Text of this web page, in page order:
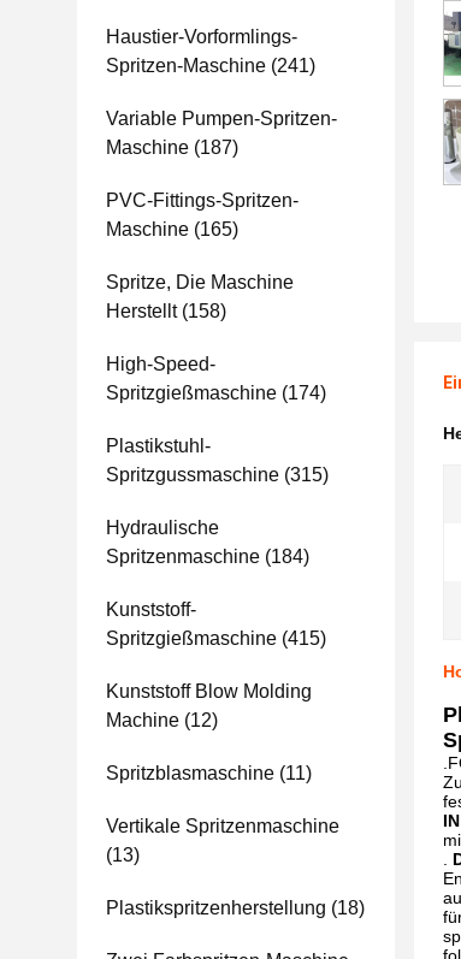
Haustier-Vorformlings-
Spritzen-Maschine (241)
Variable Pumpen-Spritzen-
Maschine (187)
PVC-Fittings-Spritzen-
Maschine (165)
Spritze, Die Maschine
Herstellt(158)
High-Speed-
Spritzgießmaschine (174)
Plastikstuhl-
Spritzgussmaschine (315)
Hydraulische
Spritzenmaschine (184)
Kunststoff-
Spritzgießmaschine (415)
Kunststoff Blow Molding
Machine (12)
Spritzblasmaschine (11)
Vertikale Spritzenmaschine
(13)
Plastikspritzenherstellung (18)